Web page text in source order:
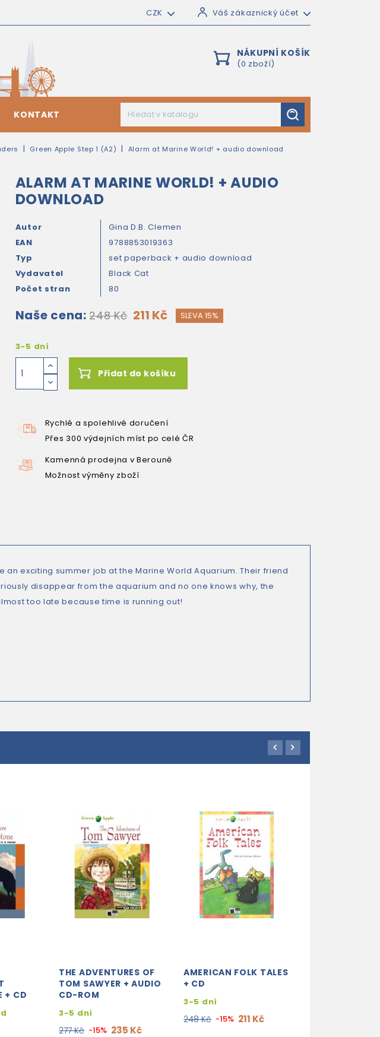
CZK Váš zákaznický účet
NÁKUPNÍ KOŠÍK
(0 zboží)
KONTAKT
Green Apple Step 1 (A2) Alarm at Marine World! + audio download
ALARM AT MARINE WORLD! + AUDIO
DOWNLOAD
Autor
Gina D.B. Clemen
EAN
9788853019363
Typ
set paperback + audio download
Vydavatel
Black Cat
Počet stran
80
Naše cena: 248 Kč 211 Kč SLEVA 15%
3-5 dní
Přidat do košíku
Rychlé a spolehlivé doručení
Přes 300 výdejních míst po celé ČR
Kamenná prodejna v Berouně
Možnost výměny zboží
an exciting summer job at the Marine World Aquarium. Their friend
disappear from the aquarium and no one knows why, the
too late because time is running out!
+ CD
THE ADVENTURES OF
TOM SAWYER + AUDIO
CD-ROM
3-5 dní
277 Kč -15% 235 Kč
AMERICAN FOLK TALES
+ CD
3-5 dní
248 Kč -15% 211 Kč